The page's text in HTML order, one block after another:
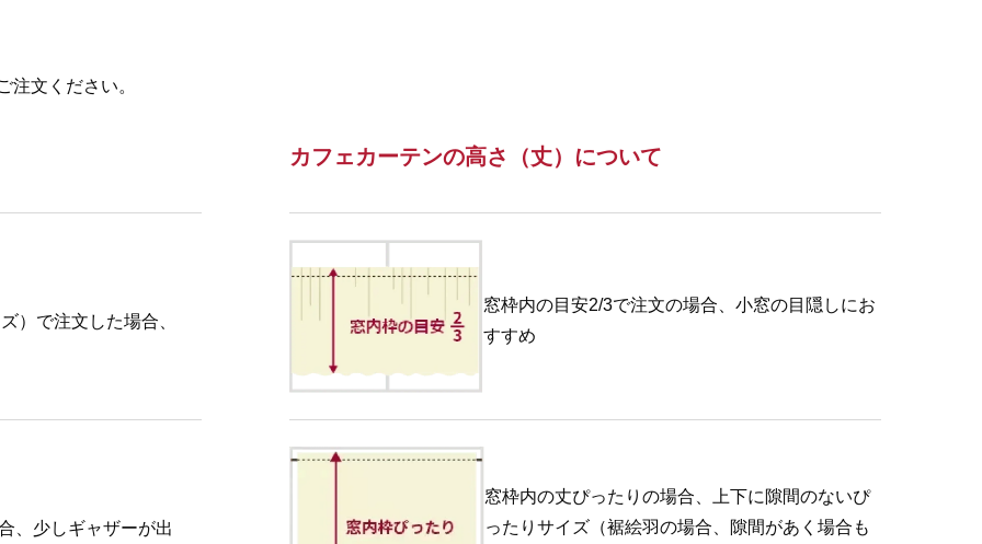
注文ください。
）で注文した場合、
、少しギャザーが出
カフェカーテンの高さ（丈）について
窓枠内の目安2/3で注文の場合、小窓の目隠しにお
すすめ
窓枠内の丈ぴったりの場合、上下に隙間のないぴ
ったりサイズ（裾絵羽の場合、隙間があく場合も